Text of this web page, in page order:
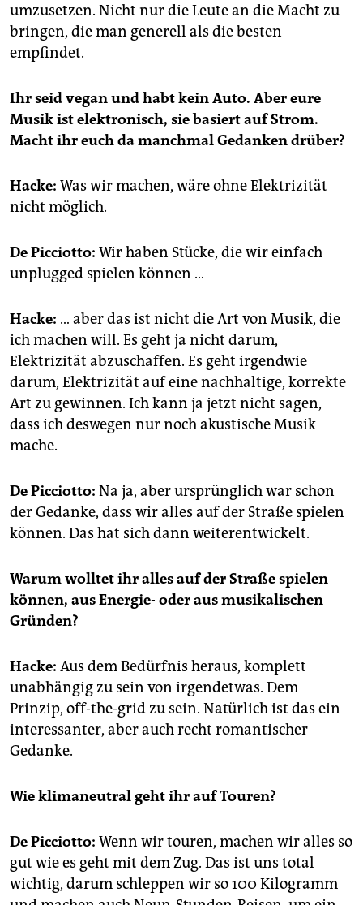
umzusetzen. Nicht nur die Leute an die Macht zu
bringen, die man generell als die besten
empfindet.
Ihr seid vegan und habt kein Auto. Aber eure
Musik ist elektronisch, sie basiert auf Strom.
Macht ihr euch da manchmal Gedanken drüber?
Hacke: Was wir machen, wäre ohne Elektrizität
nicht möglich.
De Picciotto: Wir haben Stücke, die wir einfach
unplugged spielen können …
Hacke: … aber das ist nicht die Art von Musik, die
ich machen will. Es geht ja nicht darum,
Elektrizität abzuschaffen. Es geht irgendwie
darum, Elektrizität auf eine nachhaltige, korrekte
Art zu gewinnen. Ich kann ja jetzt nicht sagen,
dass ich deswegen nur noch akustische Musik
mache.
De Picciotto: Na ja, aber ursprünglich war schon
der Gedanke, dass wir alles auf der Straße spielen
können. Das hat sich dann weiterentwickelt.
Warum wolltet ihr alles auf der Straße spielen
können, aus Energie- oder aus musikalischen
Gründen?
Hacke: Aus dem Bedürfnis heraus, komplett
unabhängig zu sein von irgendetwas. Dem
Prinzip, off-the-grid zu sein. Natürlich ist das ein
interessanter, aber auch recht romantischer
Gedanke.
Wie klimaneutral geht ihr auf Touren?
De Picciotto: Wenn wir touren, machen wir alles so
gut wie es geht mit dem Zug. Das ist uns total
wichtig, darum schleppen wir so 100 Kilogramm